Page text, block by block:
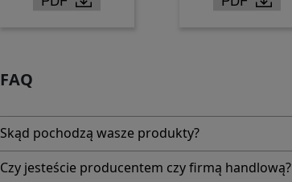
FAQ
Skąd pochodzą wasze produkty?
Czy jesteście producentem czy firmą handlową?